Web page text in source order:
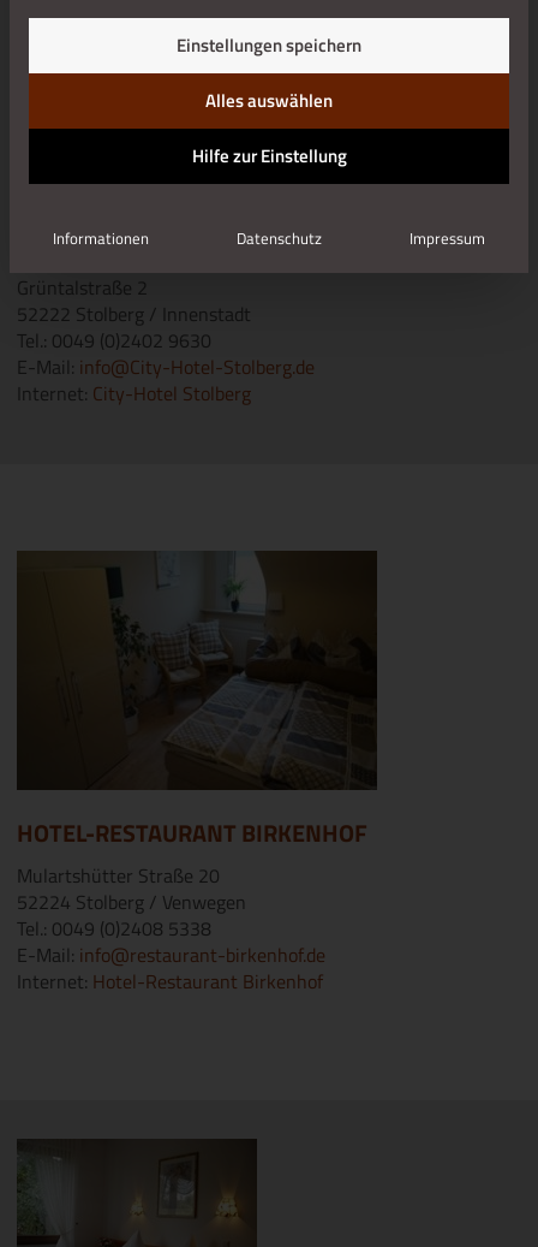
CITY HOTEL***
Grüntalstraße 2
52222 Stolberg / Innenstadt
Tel.: 0049 (0)2402 9630
E-Mail: info@City-Hotel-Stolberg.de
Internet: City-Hotel Stolberg
HOTEL-RESTAURANT BIRKENHOF
Mulartshütter Straße 20
52224 Stolberg / Venwegen
Tel.: 0049 (0)2408 5338
E-Mail: info@restaurant-birkenhof.de
Internet: Hotel-Restaurant Birkenhof
Einstellungen speichern
Alles auswählen
Hilfe zur Einstellung
Informationen Datenschutz Impressum